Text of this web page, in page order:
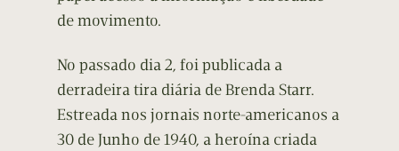
de movimento.
No passado dia 2, foi publicada a
derradeira tira diária de Brenda Starr.
Estreada nos jornais norte-americanos a
30 de Junho de 1940, a heroína criada